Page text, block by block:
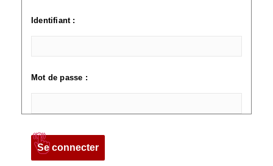
Identifiant :
Mot de passe :